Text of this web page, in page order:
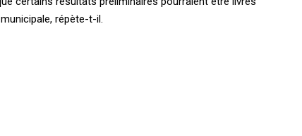
répète-t-il.